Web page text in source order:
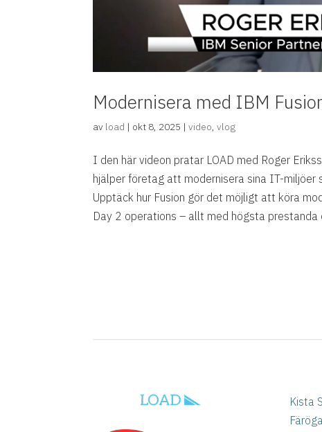
Modernisera med IBM
av load | okt 8, 2025 |video,vlog
I den här videon pratar LOAD med Roger
hjälper företag att modernisera sina IT-miljöer
Upptäck hur Fusion gör det möjligt att köra
Day 2 operations – allt med högsta prestanda
Kista